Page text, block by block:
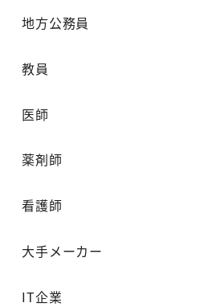
地方公務員
教員
医師
薬剤師
看護師
大手メーカー
IT企業